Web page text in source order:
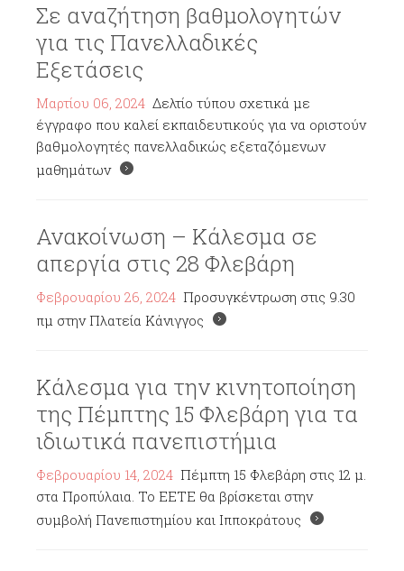
Σε αναζήτηση βαθμολογητών
για τις Πανελλαδικές
Εξετάσεις
Μαρτίου 06, 2024 Δελτίο τύπου σχετικά με
έγγραφο που καλεί εκπαιδευτικούς για να οριστούν
βαθμολογητές πανελλαδικώς εξεταζόμενων
μαθημάτων
Ανακοίνωση – Κάλεσμα σε
απεργία στις 28 Φλεβάρη
Φεβρουαρίου 26, 2024 Προσυγκέντρωση στις 9.30
πμ στην Πλατεία Κάνιγγος
Κάλεσμα για την κινητοποίηση
της Πέμπτης 15 Φλεβάρη για τα
ιδιωτικά πανεπιστήμια
Φεβρουαρίου 14, 2024 Πέμπτη 15 Φλεβάρη στις 12 μ.
στα Προπύλαια. Το ΕΕΤΕ θα βρίσκεται στην
συμβολή Πανεπιστημίου και Ιπποκράτους